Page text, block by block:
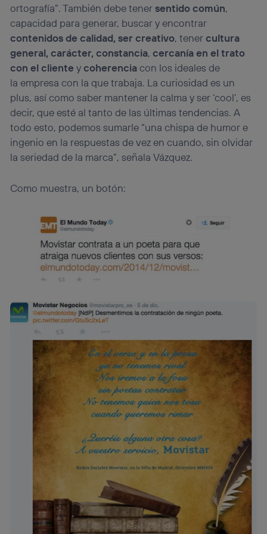
ortografía”. También debe tenersentido común,
capacidad para generar, buscar y encontrar
contenidos de calidad, ser creativo, tenercultura
general, carácter, constancia,cercanía en el trato
con el cliente ycoherenciacon los ideales de
la empresa con la que trabaja. La curiosidad es un
plus, así como saber mantener la calma y ser ‘cool’, es
decir, que esté al tanto de las últimas tendencias. A
todo esto, podemos sumarle “una chispa de humor e
ingenio en la respuestas de vez en cuando, sin olvidar
la seriedad de la marca”, señala Vázquez.
Como muestra, un botón:
personalizado, ya que se basará únicamente en la
navegación del usuario del móvil.
Puedes gestionar los consentimientos Utiq seleccionando
“Administrar Utiq” en la parte inferior de esta página web o
visitando el portal de privacidad de Utiq
(“consenthub”). Para más información, consulta
la política de privacidad de Utiq.